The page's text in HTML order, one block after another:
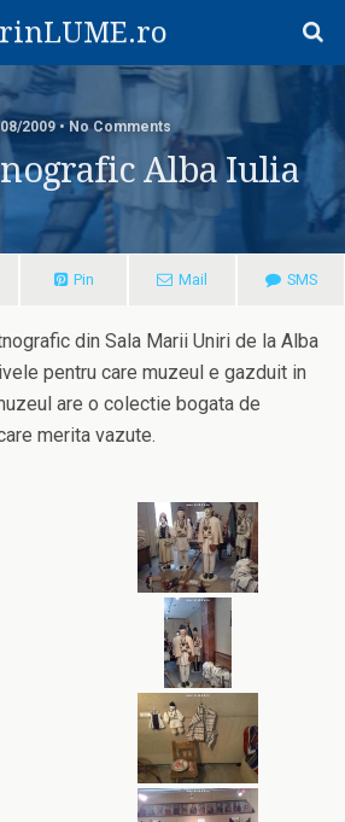
2009 • No Comments
Alba Iulia
Pin Mail SMS
din Sala Marii Uniri de la Alba
pentru care muzeul e gazduit in
are o colectie bogata de
merita vazute.